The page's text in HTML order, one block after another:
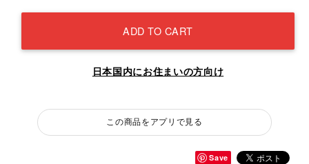
ADD TO CART
日本国内にお住まいの方向け
この商品をアプリで見る
Save